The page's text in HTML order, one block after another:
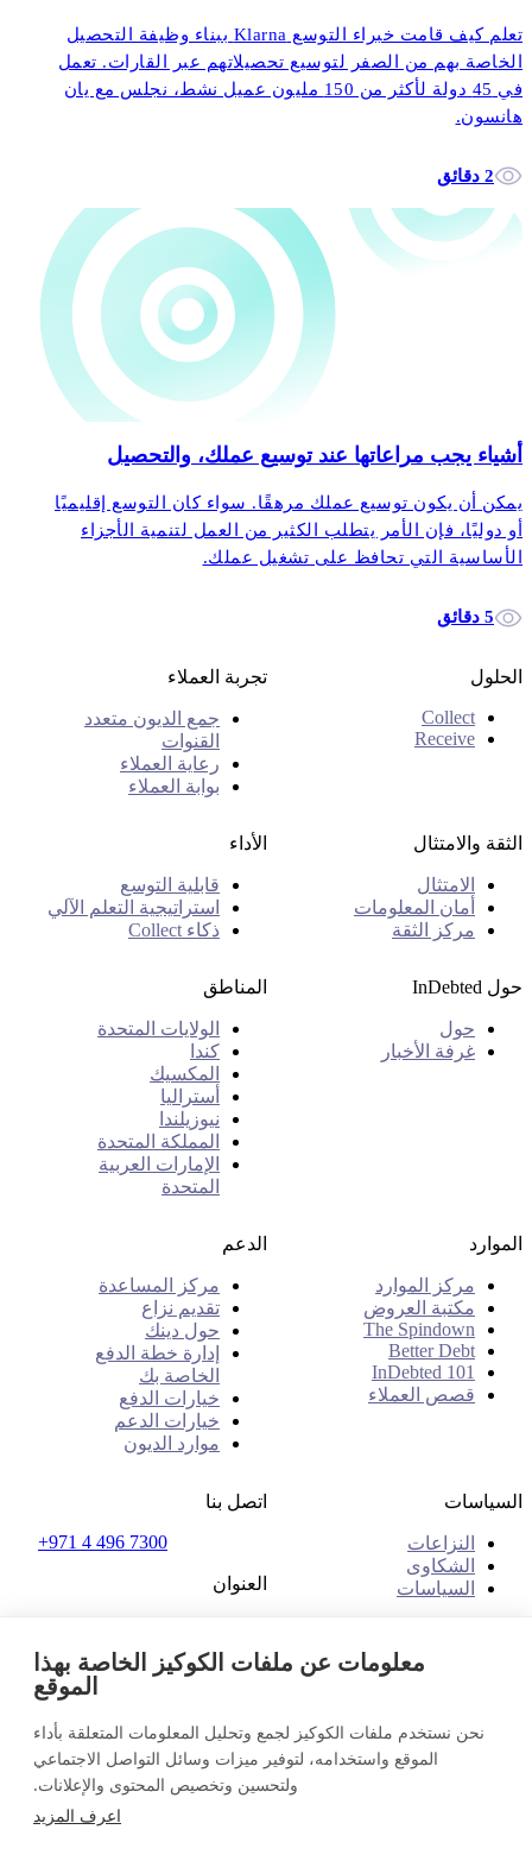
تعلم كيف قامت خبراء التوسع Klarna ببناء وظيفة التحصيل
الخاصة بهم من الصفر لتوسيع تحصيلاتهم عبر القارات. تعمل
في 45 دولة لأكثر من 150 مليون عميل نشط، نجلس مع يان
هانسون.
2 دقائق
أشياء يجب مراعاتها عند توسيع عملك، والتحصيل
يمكن أن يكون توسيع عملك مرهقًا. سواء كان التوسع إقليميًا
أو دوليًا، فإن الأمر يتطلب الكثير من العمل لتنمية الأجزاء
الأساسية التي تحافظ على تشغيل عملك.
5 دقائق
الحلول
Collect
Receive
تجربة العملاء
جمع الديون متعدد
القنوات
رعاية العملاء
بوابة العملاء
الثقة والامتثال
الامتثال
أمان المعلومات
مركز الثقة
الأداء
قابلية التوسع
استراتيجية التعلم الآلي
ذكاء Collect
حول InDebted
حول
غرفة الأخبار
المناطق
الولايات المتحدة
كندا
المكسيك
أستراليا
نيوزيلندا
المملكة المتحدة
الإمارات العربية
المتحدة
الموارد
مركز الموارد
مكتبة العروض
The Spindown
Better Debt
InDebted 101
قصص العملاء
الدعم
مركز المساعدة
تقديم نزاع
حول دينك
إدارة خطة الدفع
الخاصة بك
خيارات الدفع
خيارات الدعم
موارد الديون
السياسات
النزاعات
الشكاوى
السياسات
اتصل بنا
+971 4 496 7300
العنوان
الأول
ذا بليس - بي ون مول
الإمارات العربية المتحدة (عربي)
تواصل معنا
تسجيل الدخول
معلومات عن ملفات الكوكيز الخاصة بهذا
الموقع
نحن نستخدم ملفات الكوكيز لجمع وتحليل المعلومات المتعلقة بأداء
الموقع واستخدامه، لتوفير ميزات وسائل التواصل الاجتماعي
ولتحسين وتخصيص المحتوى والإعلانات.
اعرف المزيد